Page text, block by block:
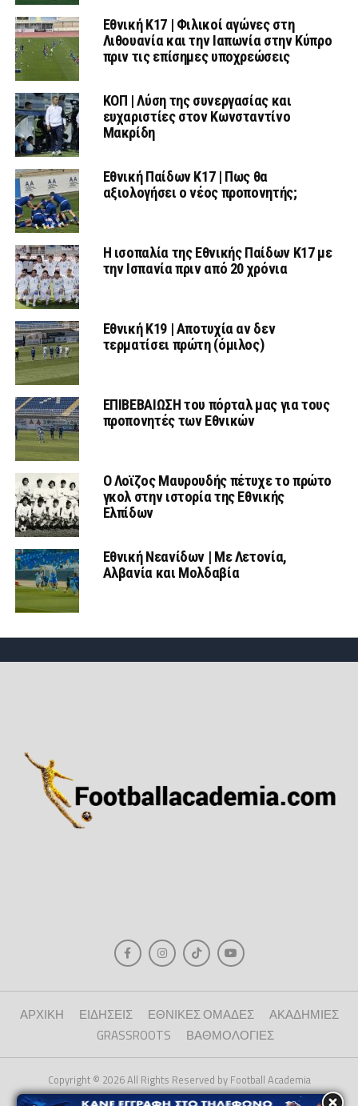
Εθνική K17 | Φιλικοί αγώνες στη
Λιθουανία και την Ιαπωνία στην Κύπρο
πριν τις επίσημες υποχρεώσεις
ΚΟΠ | Λύση της συνεργασίας και
ευχαριστίες στον Κωνσταντίνο
Μακρίδη
Εθνική Παίδων Κ17 | Πως θα
αξιολογήσει ο νέος προπονητής;
Η ισοπαλία της Εθνικής Παίδων Κ17 με
την Ισπανία πριν από 20 χρόνια
Εθνική Κ19 | Αποτυχία αν δεν
τερματίσει πρώτη (όμιλος)
ΕΠΙΒΕΒΑΙΩΣΗ του πόρταλ μας για τους
προπονητές των Εθνικών
Ο Λοϊζος Μαυρουδής πέτυχε το πρώτο
γκολ στην ιστορία της Εθνικής
Ελπίδων
Εθνική Νεανίδων | Mε Λετονία,
Αλβανία και Μολδαβία
ΑΡΧΙΚΗ ΕΙΔΗΣΕΙΣ ΕΘΝΙΚΕΣ ΟΜΑΔΕΣ
ΑΚΑΔΗΜΙΕΣ
GRASSROOTS
ΒΑΘΜΟΛΟΓΙΕΣ
Copyright © 2026 All Rights Reserved by Football Academia